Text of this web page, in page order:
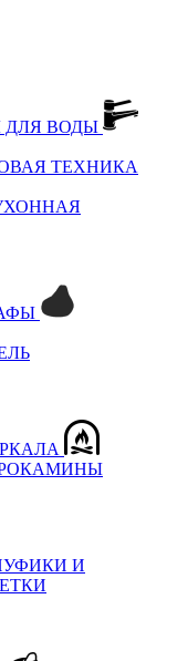
ДЛЯ ВОДЫ
ТЕХНИКА
И